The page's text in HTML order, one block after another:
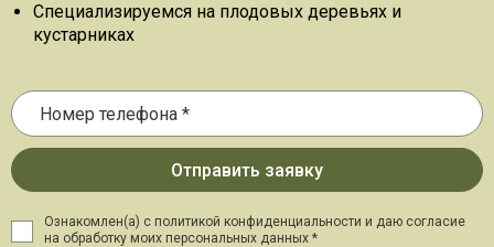
Специализируемся на плодовых деревьях и
кустарниках
Ознакомлен(а) с политикой конфиденциальности и даю согласие
на обработку моих персональных данных *